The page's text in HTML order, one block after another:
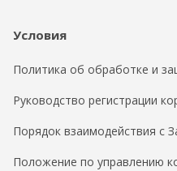
Условия
Политика об обработке и
Руководство регистрации
Порядок взаимодействия с
Положение по управлению